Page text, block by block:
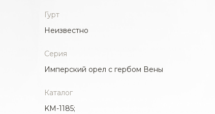
Гурт
Неизвестно
Серия
Имперский орел с гербом Вены
Каталог
KM-1185;